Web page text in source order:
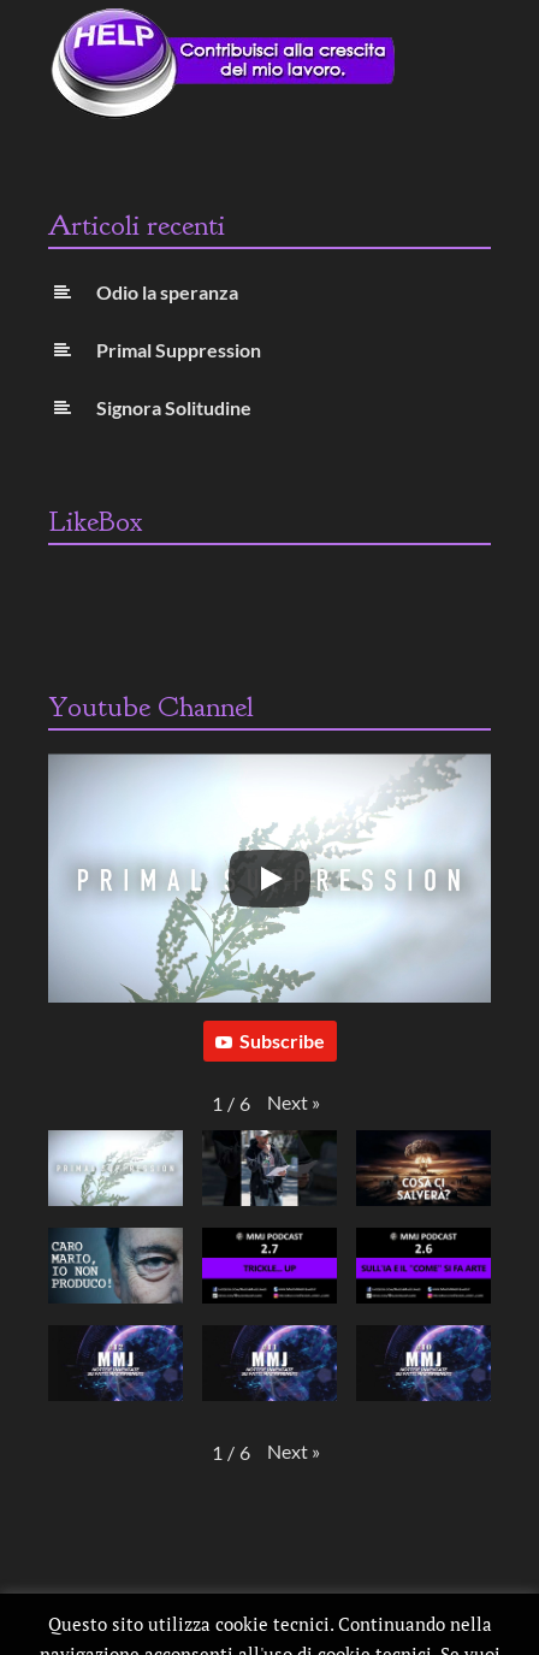
Articoli recenti
Odio la speranza
Primal Suppression
Signora Solitudine
LikeBox
Youtube Channel
Subscribe
1 / 6 Next »
1 / 6 Next »
Questo sito utilizza cookie tecnici. Continuando nella